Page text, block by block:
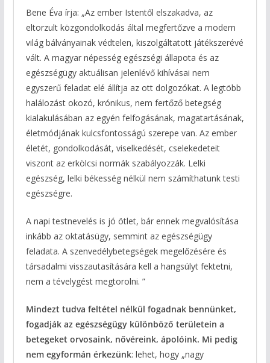
Bene Éva írja: „Az ember Istentől elszakadva, az
eltorzult közgondolkodás által megfertőzve a modern
világ bálványainak védtelen, kiszolgáltatott játékszerévé
vált. A magyar népesség egészségi állapota és az
egészségügy aktuálisan jelenlévő kihívásai nem
egyszerű feladat elé állítja az ott dolgozókat. A legtöbb
halálozást okozó, krónikus, nem fertőző betegség
kialakulásában az egyén felfogásának, magatartásának,
életmódjának kulcsfontosságú szerepe van. Az ember
életét, gondolkodását, viselkedését, cselekedeteit
viszont az erkölcsi normák szabályozzák. Lelki
egészség, lelki békesség nélkül nem számíthatunk testi
egészségre.
A napi testnevelés is jó ötlet, bár ennek megvalósítása
inkább az oktatásügy, semmint az egészségügy
feladata. A szenvedélybetegségek megelőzésére és
társadalmi visszautasítására kell a hangsúlyt fektetni,
nem a tévelygést megtorolni. ”
Mindezt tudva feltétel nélkül fogadnak bennünket,
fogadják az egészségügy különböző területein a
betegeket orvosaink, nővéreink, ápolóink. Mi pedig
nem egyformán érkezünk: lehet, hogy „nagy